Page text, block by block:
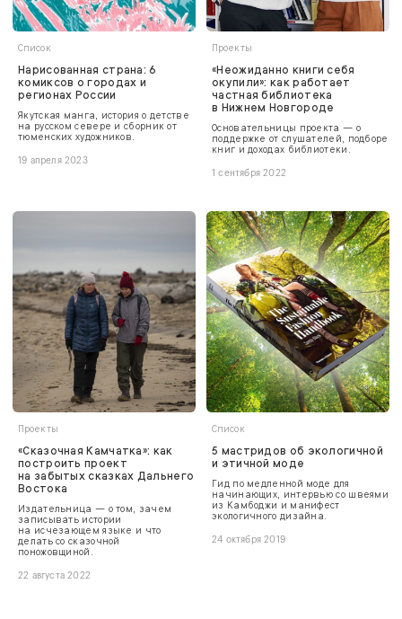
Список
Нарисованная страна: 6
комиксов о городах и
регионах России
Якутская манга, история о детстве
на русском севере и сборник от
тюменских художников.
19 апреля 2023
Проекты
«Неожиданно книги себя
окупили»: как работает
частная библиотека
в Нижнем Новгороде
Основательницы проекта — о
поддержке от слушателей, подборе
книг и доходах библиотеки.
1 сентября 2022
Проекты
«Сказочная Камчатка»: как
построить проект
на забытых сказках Дальнего
Востока
Издательница — о том, зачем
записывать истории
на исчезающем языке и что
делать со сказочной
поножовщиной.
22 августа 2022
Список
5 мастридов об экологичной
и этичной моде
Гид по медленной моде для
начинающих, интервью со швеями
из Камбоджи и манифест
экологичного дизайна.
24 октября 2019